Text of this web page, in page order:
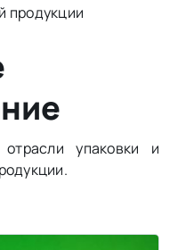
продукции
упаковки и